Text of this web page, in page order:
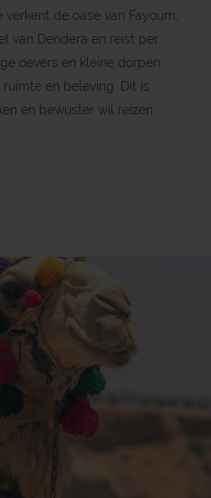
de oase van Fayoum,
van Dendera en reist per
oevers en kleine dorpen.
en beleving. Dit is
en bewuster wil reizen.